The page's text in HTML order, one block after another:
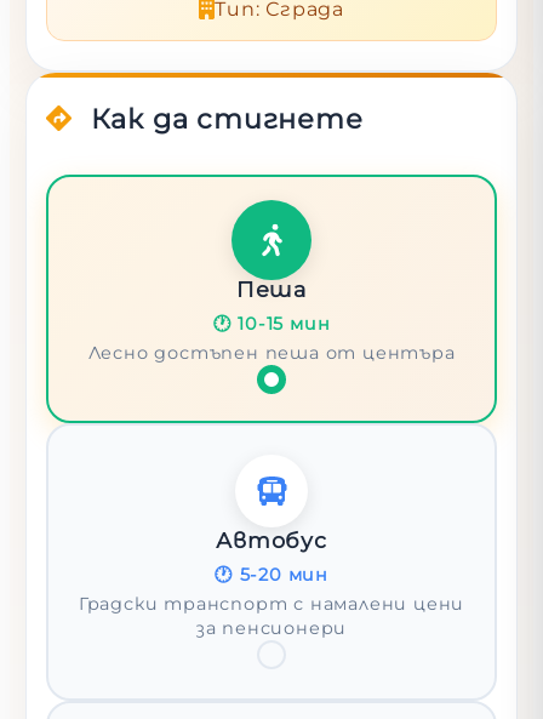
Тип: Сграда
Как да стигнете
Пеша
🕐10-15 мин
Лесно достъпен пеша от центъра
Автобус
🕐 5-20 мин
Градски транспорт с намалени цени
за пенсионери